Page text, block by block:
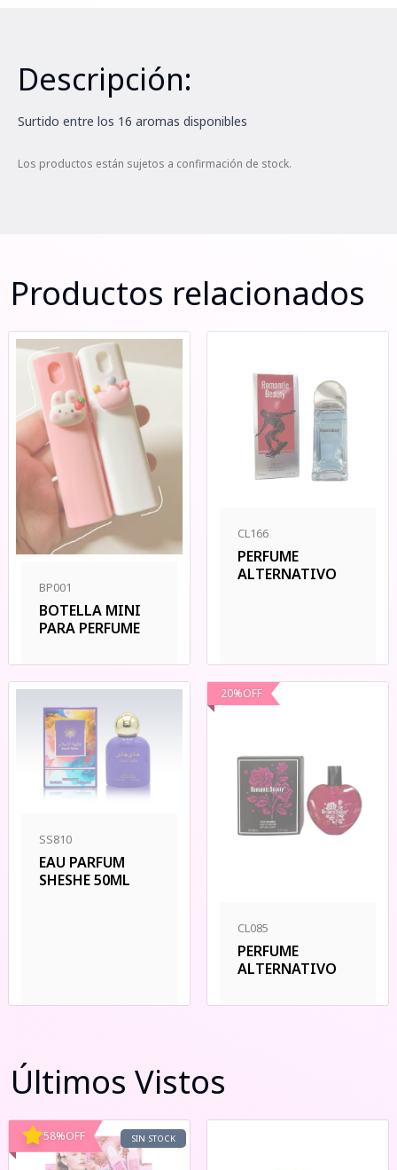
Descripción:
Surtido entre los 16 aromas disponibles
Los productos están sujetos a confirmación de stock.
Productos relacionados
BP001
BOTELLA MINI
PARA PERFUME
CL166
PERFUME
ALTERNATIVO
SS810
EAU PARFUM
SHESHE 50ML
20%OFF
CL085
PERFUME
ALTERNATIVO
Últimos Vistos
58%OFF SIN STOCK